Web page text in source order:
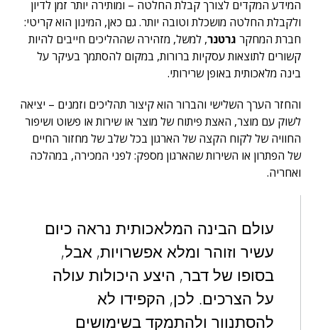
המידע המקדים לצורך קבלת החלטה – ומותירה יותר זמן לדיון
ולקבלת החלטה מושכלת וטובה יותר. גם כאן, המינון הוא קריטי:
חברת המחקר גרטנר, למשל, מזהירה שההליכים חייבים להיות
קשורים לתוצאות עסקיות ברורות, במקום להסתמך בעיקר על
בינה מלאכותית באופן שרירותי.
והחזר הערך השלישי והברור הוא קיצור תהליכים וזמנים – יציאה
לשוק עם מוצר, האצת פיתוח של מוצר או שירות או פשוט ושיפור
החוויה של לקוח הקצה של הארגון בכל שלב של מחזור החיים
של הפתרון או השירות שהארגון מספק: לפני המכירה, במהלכה
ואחריה.
עולם הבינה המלאכותית נראה כיום
עשיר וזוהר ומלא אפשרויות, אבל,
בסופו של דבר, היצע היכולות עולה
על הצרכים. לכן, הקפידו לא
להסתנוור ולהתמקד בשימושים